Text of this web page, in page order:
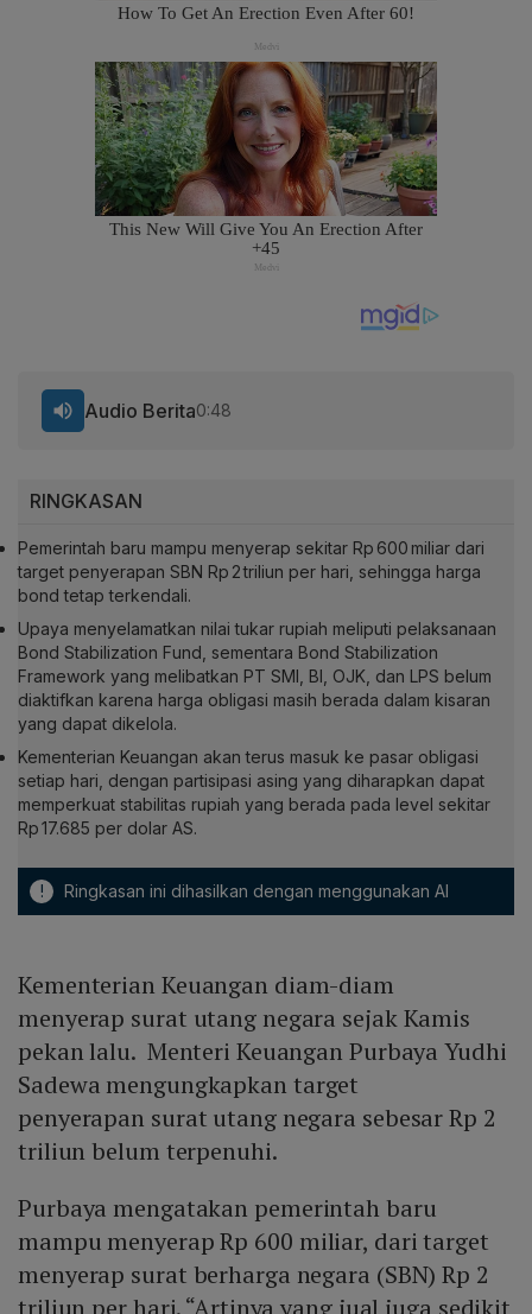
RINGKASAN
Pemerintah baru mampu menyerap sekitar Rp 600 miliar dari
target penyerapan SBN Rp 2 triliun per hari, sehingga harga
bond tetap terkendali.
Upaya menyelamatkan nilai tukar rupiah meliputi pelaksanaan
Bond Stabilization Fund, sementara Bond Stabilization
Framework yang melibatkan PT SMI, BI, OJK, dan LPS belum
diaktifkan karena harga obligasi masih berada dalam kisaran
yang dapat dikelola.
Kementerian Keuangan akan terus masuk ke pasar obligasi
setiap hari, dengan partisipasi asing yang diharapkan dapat
memperkuat stabilitas rupiah yang berada pada level sekitar
Rp 17.685 per dolar AS.
! Ringkasan ini dihasilkan dengan menggunakan AI
Audio Berita0:48
Kementerian Keuangan diam-diam
menyerap surat utang negara sejak Kamis
pekan lalu. Menteri Keuangan Purbaya Yudhi
Sadewa mengungkapkan target
penyerapan surat utang negara sebesar Rp 2
triliun belum terpenuhi.
Purbaya mengatakan pemerintah baru
mampu menyerap Rp 600 miliar, dari target
menyerap surat berharga negara (SBN) Rp 2